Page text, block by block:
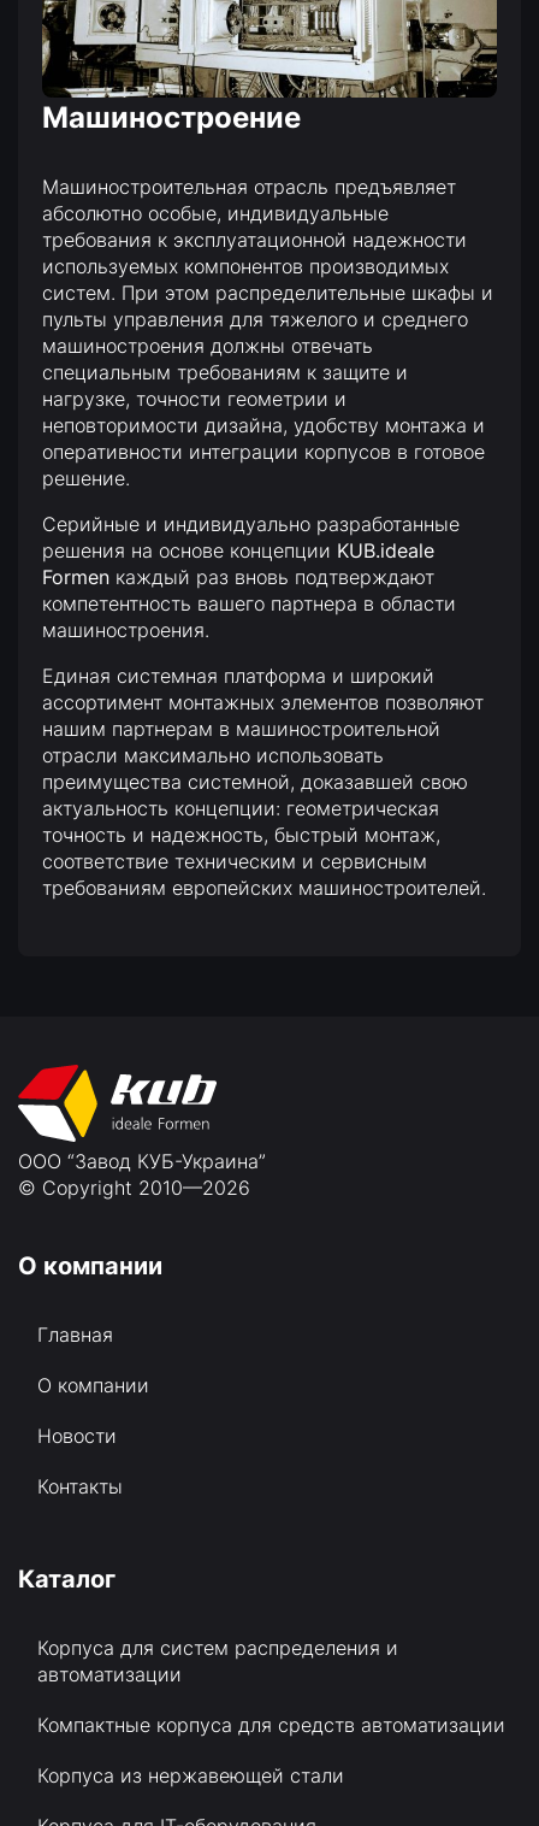
Машиностроение
Машиностроительная отрасль предъявляет
абсолютно особые, индивидуальные
требования к эксплуатационной надежности
используемых компонентов производимых
систем. При этом распределительные шкафы и
пульты управления для тяжелого и среднего
машиностроения должны отвечать
специальным требованиям к защите и
нагрузке, точности геометрии и
неповторимости дизайна, удобству монтажа и
оперативности интеграции корпусов в готовое
решение.
Серийные и индивидуально разработанные
решения на основе концепции KUB.ideale
Formen каждый раз вновь подтверждают
компетентность вашего партнера в области
машиностроения.
Единая системная платформа и широкий
ассортимент монтажных элементов позволяют
нашим партнерам в машиностроительной
отрасли максимально использовать
преимущества системной, доказавшей свою
актуальность концепции: геометрическая
точность и надежность, быстрый монтаж,
соответствие техническим и сервисным
требованиям европейских машиностроителей.
ООО “Завод КУБ-Украина”
© Copyright 2010—2026
О компании
Главная
О компании
Новости
Контакты
Каталог
Корпуса для систем распределения и
автоматизации
Компактные корпуса для средств автоматизации
Корпуса из нержавеющей стали